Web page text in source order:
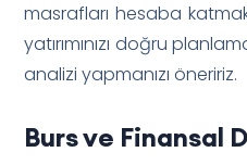
masrafları hesaba
yatırımınızı doğru
analizi yapmanızı öneririz.
Burs ve Finansal